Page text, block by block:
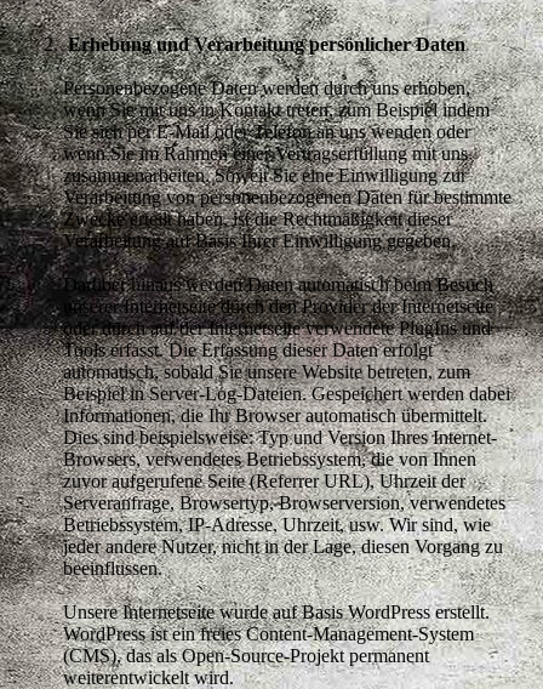
Erhebung und Verarbeitung persönlicher Daten
Personenbezogene Daten werden durch uns erhoben,
wenn Sie mit uns in Kontakt treten, zum Beispiel indem
Sie sich per E-Mail oder Telefon an uns wenden oder
wenn Sie im Rahmen einer Vertragserfüllung mit uns
zusammenarbeiten. Soweit Sie eine Einwilligung zur
Verarbeitung von personenbezogenen Daten für bestimmte
Zwecke erteilt haben, ist die Rechtmäßigkeit dieser
Verarbeitung auf Basis Ihrer Einwilligung gegeben.
Darüber hinaus werden Daten automatisch beim Besuch
unserer Internetseite durch den Provider der Internetseite
oder durch auf der Internetseite verwendete PlugIns und
Tools erfasst. Die Erfassung dieser Daten erfolgt
automatisch, sobald Sie unsere Website betreten, zum
Beispiel in Server-Log-Dateien. Gespeichert werden dabei
Informationen, die Ihr Browser automatisch übermittelt.
Dies sind beispielsweise: Typ und Version Ihres Internet-
Browsers, verwendetes Betriebssystem, die von Ihnen
zuvor aufgerufene Seite (Referrer URL), Uhrzeit der
Serveranfrage, Browsertyp, Browserversion, verwendetes
Betriebssystem, IP-Adresse, Uhrzeit, usw. Wir sind, wie
jeder andere Nutzer, nicht in der Lage, diesen Vorgang zu
beeinflussen.
Unsere Internetseite wurde auf Basis WordPress erstellt.
WordPress ist ein freies Content-Management-System
(CMS), das als Open-Source-Projekt permanent
weiterentwickelt wird.